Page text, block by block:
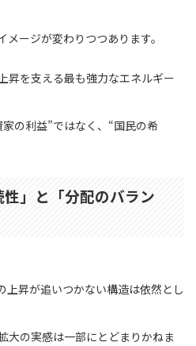
メージが変わりつつあります。
昇を支える最も強力なエネルギー
の利益”ではなく、“国民の希
」と「分配のバラン
上昇が追いつかない構造は依然とし
大の実感は一部にとどまりかねま